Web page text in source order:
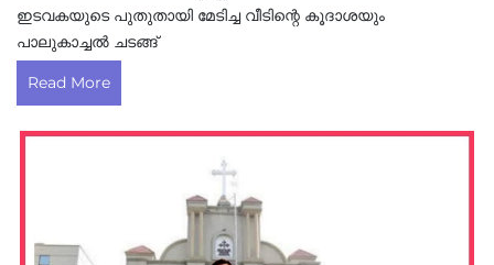
ഇടവകയുടെ പുതുതായി മേടിച്ച വീടിന്റെ കൂദാശയും
പാലുകാച്ചൽ ചടങ്ങ്
Read More